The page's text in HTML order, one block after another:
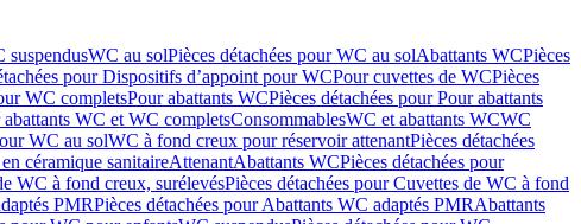
suspendusWC au solPièces détachées pour WC au solAbattants WCPièces
pour Dispositifs d’appoint pour WCPour cuvettes de WCPièces
WC completsPour abattants WCPièces détachées pour Pour abattants
abattants WC et WC completsConsommablesWC et abattants WCWC
WC au solWC à fond creux pour réservoir attenantPièces détachées
céramique sanitaireAttenantAbattants WCPièces détachées pour
WC à fond creux, surélevésPièces détachées pour Cuvettes de WC à fond
PMRPièces détachées pour Abattants WC adaptés PMRAbattants